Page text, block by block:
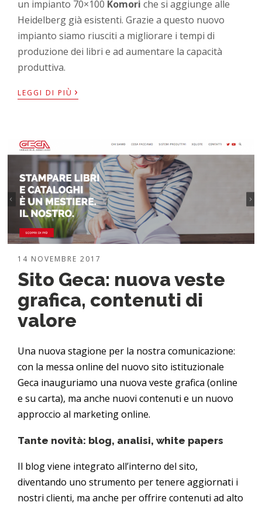
un impianto 70×100 Komori che si aggiunge alle
Heidelberg già esistenti. Grazie a questo nuovo
impianto siamo riusciti a migliorare i tempi di
produzione dei libri e ad aumentare la capacità
produttiva.
LEGGI DI PIÙ ›
14 NOVEMBRE 2017
Sito Geca: nuova veste
grafica, contenuti di
valore
Una nuova stagione per la nostra comunicazione:
con la messa online del nuovo sito istituzionale
Geca inauguriamo una nuova veste grafica (online
e su carta), ma anche nuovi contenuti e un nuovo
approccio al marketing online.
Tante novità: blog, analisi, white papers
Il blog viene integrato all’interno del sito,
diventando uno strumento per tenere aggiornati i
nostri clienti, ma anche per offrire contenuti ad alto